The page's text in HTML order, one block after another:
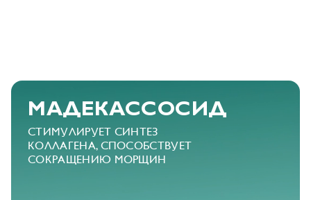
МАДЕКАССОСИД
СТИМУЛИРУЕТ СИНТЕЗ
КОЛЛАГЕНА, СПОСОБСТВУЕТ
СОКРАЩЕНИЮ МОРЩИН